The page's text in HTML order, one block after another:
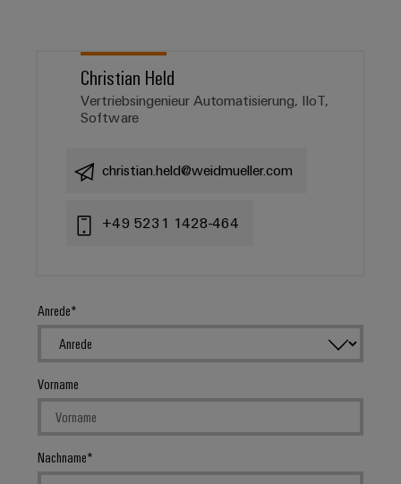
Christian Held
Vertriebsingenieur Automatisierung, IIoT,
Software
christian.held@weidmueller.com
+49 5231 1428-464
Anrede
Vorname
Nachname